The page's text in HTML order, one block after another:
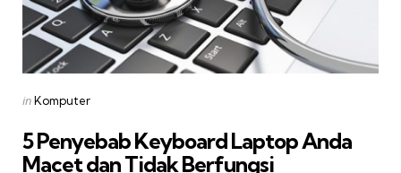
Categories
Posted
inKomputer
5 Penyebab Keyboard Laptop Anda
Macet dan Tidak Berfungsi